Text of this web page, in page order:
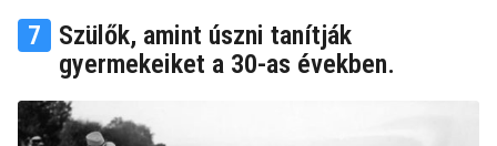
7
Szülők, amint úszni tanítják
gyermekeiket a 30-as években.